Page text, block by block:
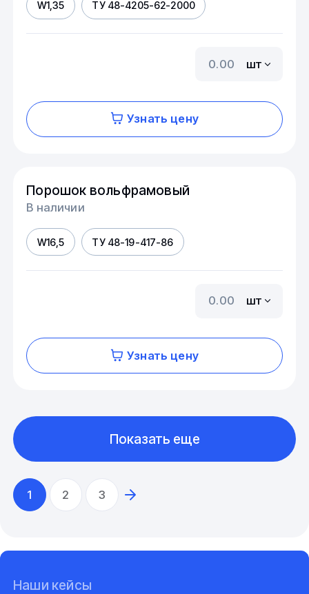
W1,35 ТУ 48-4205-62-2000
шт
Узнать цену
Порошок вольфрамовый
В наличии
W16,5 ТУ 48-19-417-86
шт
Узнать цену
1 2 3
Показать еще
Наши кейсы